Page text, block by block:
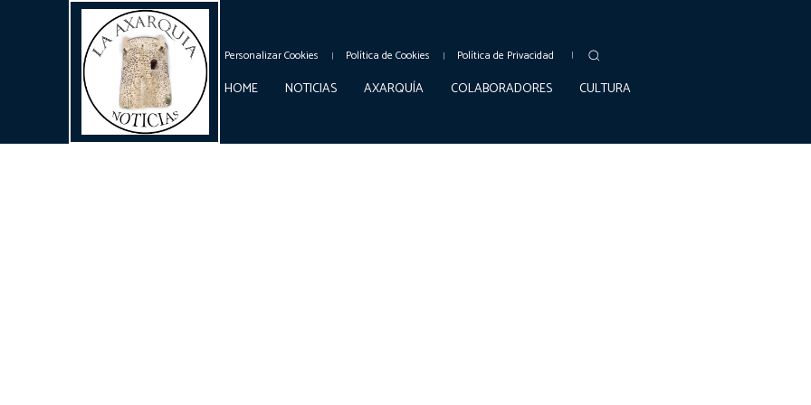
Personalizar Cookies Política de Cookies Política de Privacidad
HOME NOTICIAS AXARQUÍA COLABORADORES CULTURA